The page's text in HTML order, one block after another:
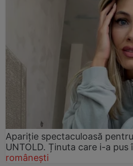
Apariție spectaculoasă
UNTOLD. Ținuta care i-a pus
românești